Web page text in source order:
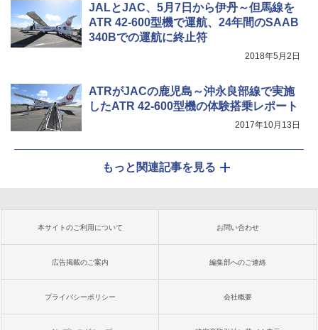
JALとJAC、5月7日から伊丹～但馬線を
ATR 42-600型機で運航、24年間のSAAB
340Bでの運航に終止符
2018年5月2日
ATRがJACの鹿児島～沖永良部線で実施
したATR 42-600型機の体験搭乗レポート
2017年10月13日
もっと関連記事を見る
本サイトのご利用について お問い合わせ
広告掲載のご案内 編集部へのご連絡
プライバシーポリシー 会社概要